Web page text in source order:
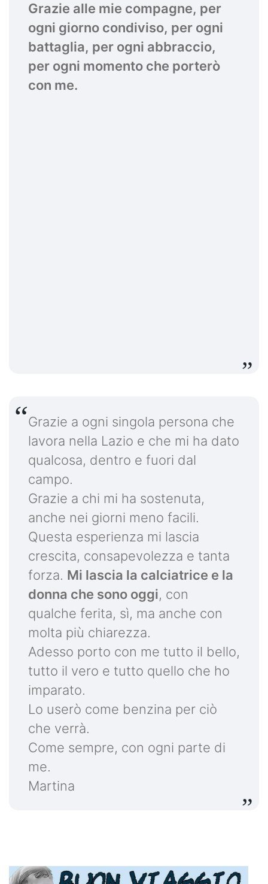
Grazie alle mie compagne, per
ogni giorno condiviso, per ogni
battaglia, per ogni abbraccio,
per ogni momento che porterò
con me.
Grazie a ogni singola persona che
lavora nella Lazio e che mi ha dato
qualcosa, dentro e fuori dal
campo.
Grazie a chi mi ha sostenuta,
anche nei giorni meno facili.
Questa esperienza mi lascia
crescita, consapevolezza e tanta
forza. Mi lascia la calciatrice e la
donna che sono oggi, con
qualche ferita, sì, ma anche con
molta più chiarezza.
Adesso porto con me tutto il bello,
tutto il vero e tutto quello che ho
imparato.
Lo userò come benzina per ciò
che verrà.
Come sempre, con ogni parte di
me.
Martina